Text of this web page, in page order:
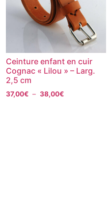
Ceinture enfant en cuir
Cognac « Lilou » – Larg.
2,5 cm
37,00€ – 38,00€